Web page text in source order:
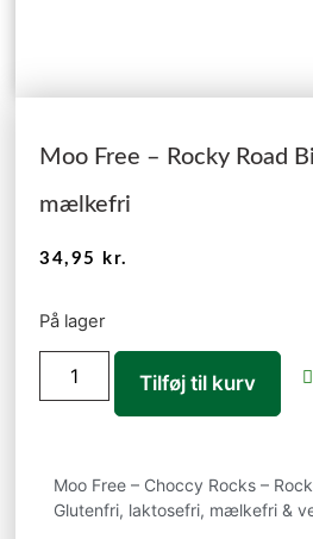
Moo Free – Rocky Road
mælkefri
34,95 kr.
På lager
Tilføj til kurv
Moo Free – Choccy Rocks –
Glutenfri, laktosefri, mælkefri &